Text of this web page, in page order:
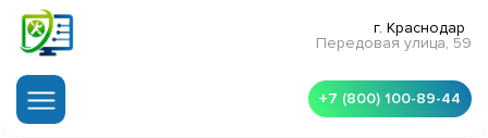
г. Краснодар
Передовая улица, 59
+7 (800) 100-89-44